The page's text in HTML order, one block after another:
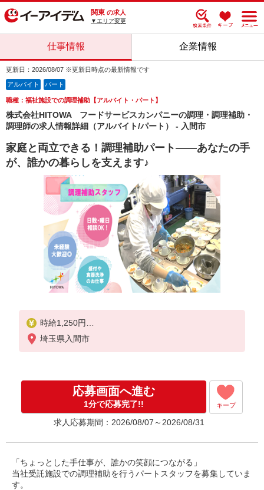
関東 の求人
▼エリア変更
仕事情報 企業情報
更新日：2026/08/07 ※更新日時点の最新情報です
アルバイト パート
職種：福祉施設での調理補助【アルバイト・パート】
株式会社HITOWA フードサービスカンパニーの調理・調理補助・
調理師の求人情報詳細（アルバイト/パート） - 入間市
家庭と両立できる！調理補助パート――あなたの手
が、誰かの暮らしを支えます♪
時給1,250円
※経験によりスタート時給は変動します。
※アルバイト賞与（寸志）：あり
年2回。勤続年数により金額UP。
埼玉県入間市
応募画面へ進む
1分で応募完了!! キープ
求人応募期間：2026/08/07～2026/08/31
「ちょっとした手仕事が、誰かの笑顔につながる」
当社受託施設での調理補助を行うパートスタッフを募集していま
す。